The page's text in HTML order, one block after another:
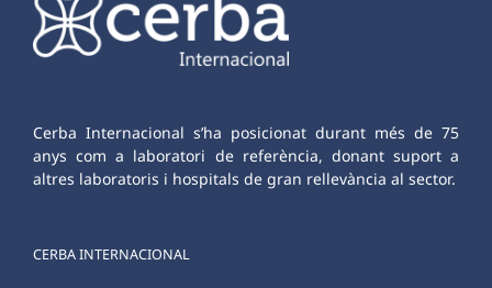
Cerba Internacional s’ha posicionat durant més de 75
anys com a laboratori de referència, donant suport a
altres laboratoris i hospitals de gran rellevància al sector.
CERBA INTERNACIONAL